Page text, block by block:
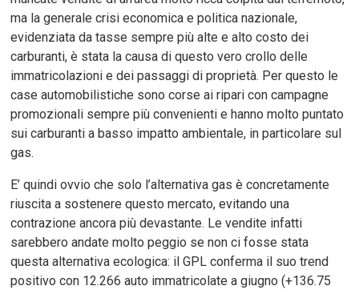
ma la generale crisi economica e politica nazionale,
evidenziata da tasse sempre più alte e alto costo dei
carburanti, è stata la causa di questo vero crollo delle
immatricolazioni e dei passaggi di proprietà. Per questo le
case automobilistiche sono corse ai ripari con campagne
promozionali sempre più convenienti e hanno molto puntato
sui carburanti a basso impatto ambientale, in particolare sul
gas.
E’ quindi ovvio che solo l’alternativa gas è concretamente
riuscita a sostenere questo mercato, evitando una
contrazione ancora più devastante. Le vendite infatti
sarebbero andate molto peggio se non ci fosse stata
questa alternativa ecologica: il GPL conferma il suo trend
positivo con 12.266 auto immatricolate a giugno (+136.75